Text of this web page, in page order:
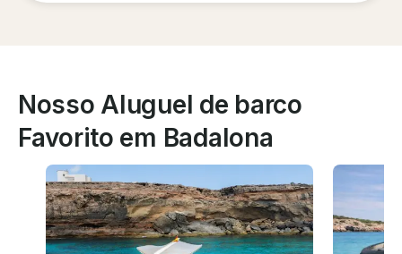
Nosso Aluguel de barco
Favorito em Badalona